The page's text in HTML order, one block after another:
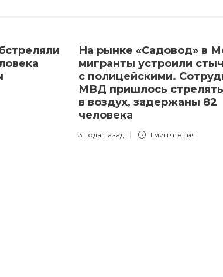
На рынке «Садовод» в
мигранты устроили
с полицейскими.
МВД пришлось стрелять
в воздух, задержаны 82
человека
3 года назад 1 мин чтения